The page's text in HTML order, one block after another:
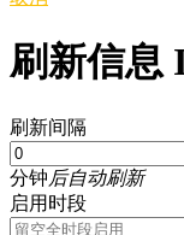
刷新信息
刷新间隔
分钟后自动刷新
启用时段